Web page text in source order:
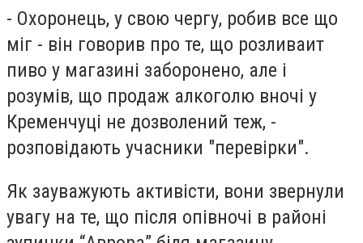
- Охоронець, у свою чергу, робив все що
міг - він говорив про те, що розливаит
пиво у магазині заборонено, але і
розумів, що продаж алкоголю вночі у
Кременчуці не дозволений теж, -
розповідають учасники "перевірки".
Як зауважують активісти, вони звернули
увагу на те, що після опівночі в районі